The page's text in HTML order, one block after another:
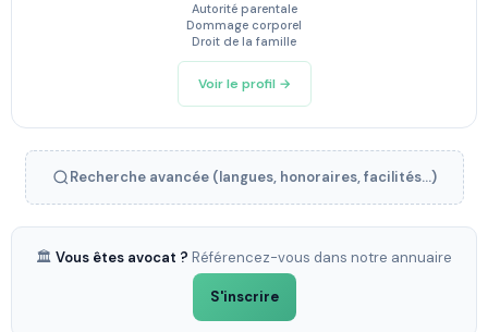
Autorité parentale
Dommage corporel
Droit de la famille
Voir le profil →
Recherche avancée (langues, honoraires, facilités...)
🏛️ Vous êtes avocat ? Référencez-vous dans notre annuaire
S'inscrire